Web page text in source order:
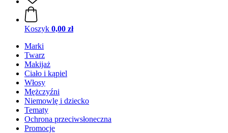
Koszyk 0,00 zł
Marki
Twarz
Makijaż
Ciało i kąpiel
Włosy
Mężczyźni
Niemowlę i dziecko
Tematy
Ochrona przeciwsłoneczna
Promocje